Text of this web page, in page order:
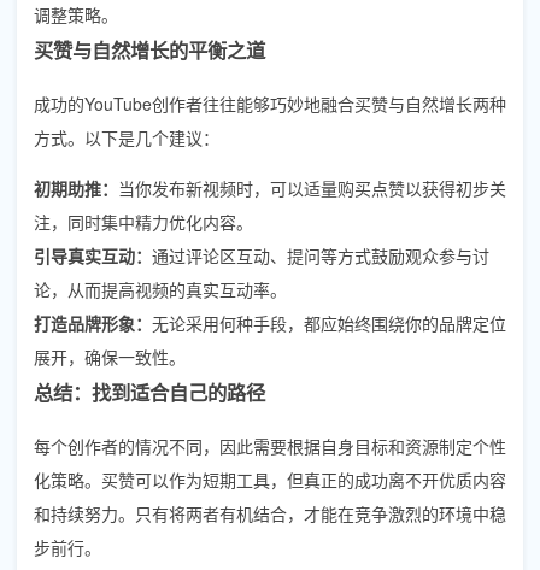
调整策略。
买赞与自然增长的平衡之道
成功的YouTube创作者往往能够巧妙地融合买赞与自然增长两种
方式。以下是几个建议：
初期助推： 当你发布新视频时，可以适量购买点赞以获得初步关
注，同时集中精力优化内容。
引导真实互动： 通过评论区互动、提问等方式鼓励观众参与讨
论，从而提高视频的真实互动率。
打造品牌形象： 无论采用何种手段，都应始终围绕你的品牌定位
展开，确保一致性。
总结：找到适合自己的路径
每个创作者的情况不同，因此需要根据自身目标和资源制定个性
化策略。买赞可以作为短期工具，但真正的成功离不开优质内容
和持续努力。只有将两者有机结合，才能在竞争激烈的环境中稳
步前行。